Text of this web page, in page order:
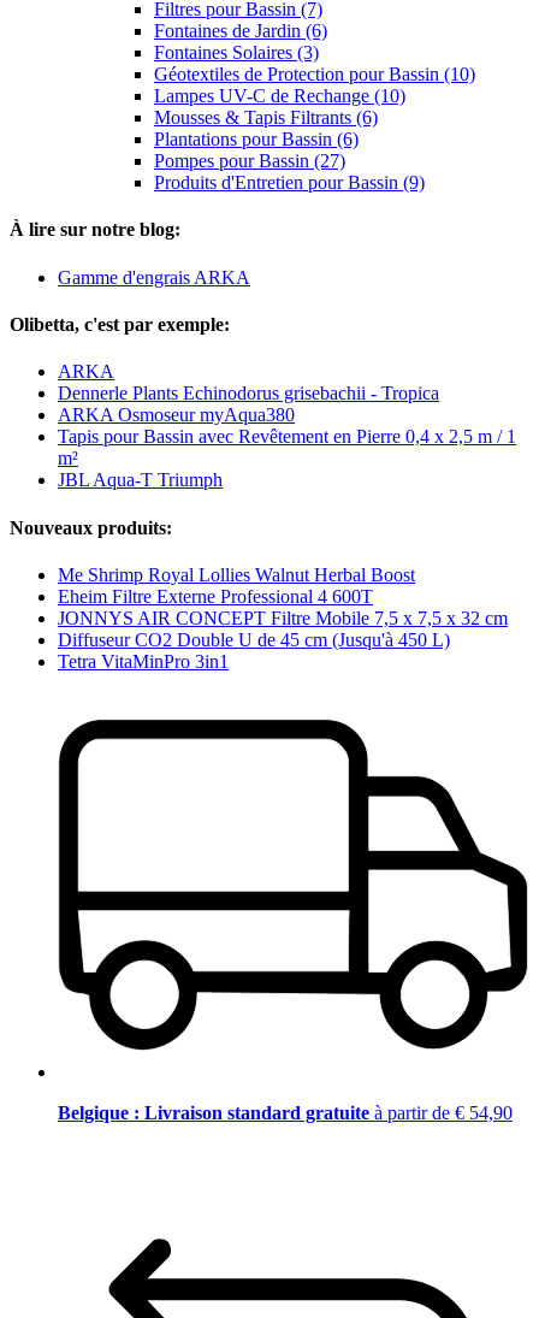
Filtres pour Bassin (7)
Fontaines de Jardin (6)
Fontaines Solaires (3)
Géotextiles de Protection pour Bassin (10)
Lampes UV-C de Rechange (10)
Mousses & Tapis Filtrants (6)
Plantations pour Bassin (6)
Pompes pour Bassin (27)
Produits d'Entretien pour Bassin (9)
À lire sur notre blog:
Gamme d'engrais ARKA
Olibetta, c'est par exemple:
ARKA
Dennerle Plants Echinodorus grisebachii - Tropica
ARKA Osmoseur myAqua380
Tapis pour Bassin avec Revêtement en Pierre 0,4 x 2,5 m / 1
m²
JBL Aqua-T Triumph
Nouveaux produits:
Me Shrimp Royal Lollies Walnut Herbal Boost
Eheim Filtre Externe Professional 4 600T
JONNYS AIR CONCEPT Filtre Mobile 7,5 x 7,5 x 32 cm
Diffuseur CO2 Double U de 45 cm (Jusqu'à 450 L)
Tetra VitaMinPro 3in1
Belgique : Livraison standard gratuite à partir de € 54,90